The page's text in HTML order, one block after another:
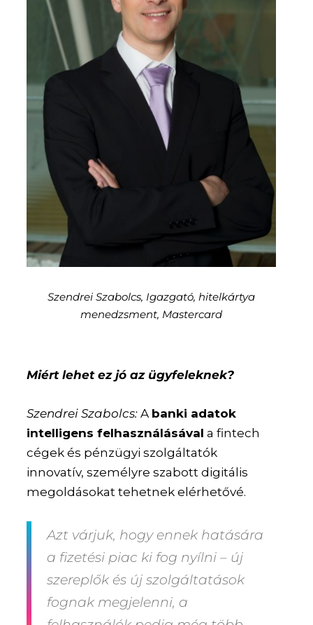
Szendrei Szabolcs, Igazgató, hitelkártya
menedzsment, Mastercard
Miért lehet ez jó az ügyfeleknek?
Szendrei Szabolcs:A banki adatok
intelligens felhasználásával a fintech
cégek és pénzügyi szolgáltatók
innovatív, személyre szabott digitális
megoldásokat tehetnek elérhetővé.
Azt várjuk, hogy ennek hatására
a fizetési piac ki fog nyílni – új
szereplők és új szolgáltatások
fognak megjelenni, a